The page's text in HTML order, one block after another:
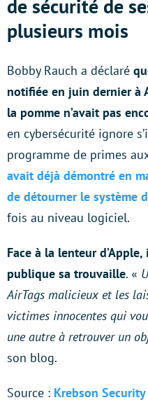
de sécurité de
plusieurs mois
Bobby Rauch a déclaré
notifiée en juin dernier à
la pomme n’avait pas
en cybersécurité ignore
programme de primes
avait déjà démontré en
de détourner le système
fois au niveau logiciel.
Face à la lenteur
publique sa trouvaille. «
AirTags malicieux et les
victimes innocentes qui
une autre à retrouver un
son blog.
Source : Krebson Security